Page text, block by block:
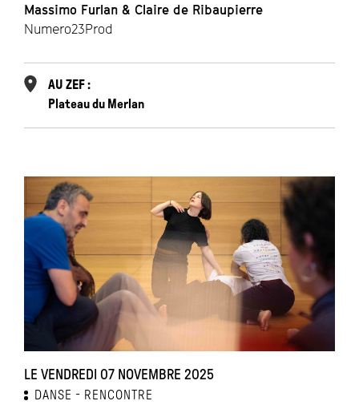
Massimo Furlan & Claire de Ribaupierre
Numero23Prod
AU ZEF :
Plateau du Merlan
LE VENDREDI 07 NOVEMBRE 2025
DANSE RENCONTRE